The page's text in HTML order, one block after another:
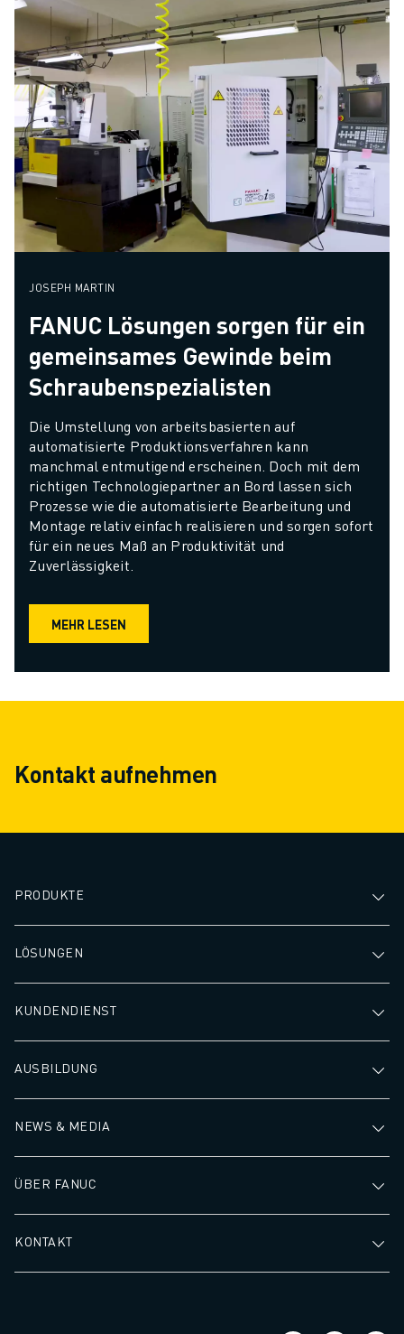
JOSEPH MARTIN
FANUC Lösungen sorgen für ein
gemeinsames Gewinde beim
Schraubenspezialisten
Die Umstellung von arbeitsbasierten auf
automatisierte Produktionsverfahren kann
manchmal entmutigend erscheinen. Doch mit dem
richtigen Technologiepartner an Bord lassen sich
Prozesse wie die automatisierte Bearbeitung und
Montage relativ einfach realisieren und sorgen sofort
für ein neues Maß an Produktivität und
Zuverlässigkeit.
MEHR LESEN
Kontakt aufnehmen
PRODUKTE
LÖSUNGEN
KUNDENDIENST
AUSBILDUNG
NEWS & MEDIA
ÜBER FANUC
KONTAKT